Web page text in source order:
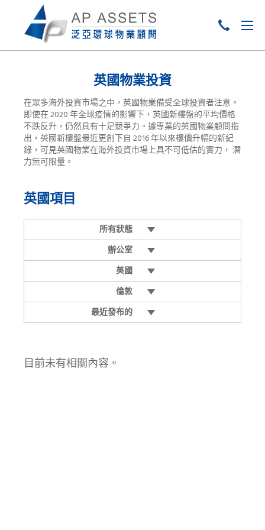
Skip
英國物業投資
在眾多海外投資市場之中，英國物業備受全球投資者注意。
即使在 2020 年全球疫情的影響下，英國新樓盤的平均價格
不跌反升，仍然具有十足競爭力。據專業的英國物業顧問指
出，英國新樓盤最近更創下自 2016 年以來樓價升幅的新紀
錄，可見英國物業在海外投資市場上具不可低估的實力， 潛
力無可限量。
英國項目
所有狀態
辦公室
英國
倫敦
最近發布的
目前未有相關內容。